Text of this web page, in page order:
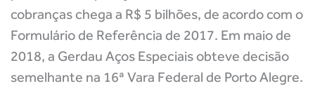
cobranças chega a R$ 5 bilhões, de acordo com o
Formulário de Referência de 2017. Em maio de
2018, a Gerdau Aços Especiais obteve decisão
semelhante na 16ª Vara Federal de Porto Alegre.